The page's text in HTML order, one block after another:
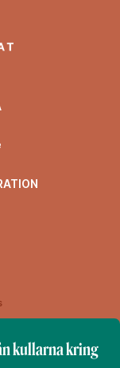
kullarna kring